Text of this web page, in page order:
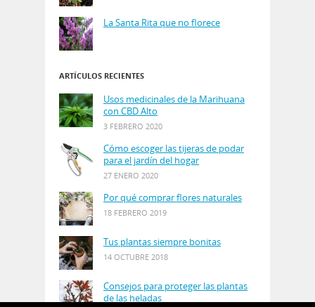
La Santa Rita que no florece
ARTÍCULOS RECIENTES
Usos medicinales de la Marihuana
con CBD Alto
3 FEBRERO 2020
Cómo escoger las tijeras de podar
para el jardín del hogar
27 ENERO 2020
Por qué comprar flores naturales
18 FEBRERO 2019
Tus plantas siempre bonitas
14 OCTUBRE 2018
Consejos para proteger las plantas
de las heladas